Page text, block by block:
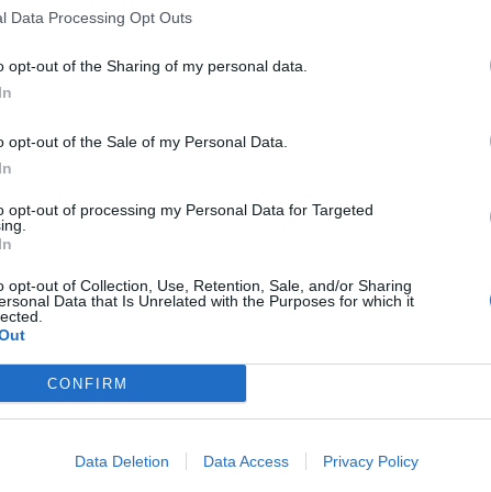
Data Processing Opt Outs
opt-out of the Sharing of my personal data.
opt-out of the Sale of my Personal Data.
opt-out of processing my Personal Data for Targeted
opt-out of Collection, Use, Retention, Sale, and/or Sharing
Data that Is Unrelated with the Purposes for which it
CONFIRM
Data Deletion Data Access Privacy Policy
16 βαθμούς Κελσίου στα βόρεια, 18
τμήματα. Στο Αιγαίο αναμένεται οι
βαθμούς κατά μέσο όρο.
και παροδικές νεφώσεις. Το πρωί
θα κυμανθεί από 7 – 18 βαθμούς και
περιοχές
, με αραιή συννεφιά κυρίως στη
το πρωί και το βράδυ κατά
από 6 – 14 βαθμούς Κελσίου και θα πνέει